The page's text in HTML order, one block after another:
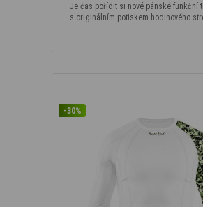
Je čas pořídit si nové pánské funkční
s originálním potiskem hodinového
-30%